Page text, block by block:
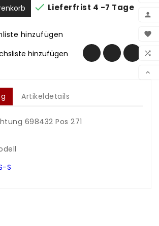




 Lieferfrist 4 -7 Tage
hinzufügen
hinzufügen
Artikeldetails
698432 Pos 271
S